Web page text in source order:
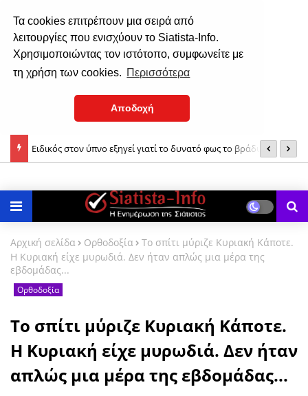
Τα cookies επιτρέπουν μια σειρά από
λειτουργίες που ενισχύουν το Siatista-Info.
Χρησιμοποιώντας τον ιστότοπο, συμφωνείτε με
τη χρήση των cookies. Περισσότερα
Αποδοχή
και Ειδικός στον ύπνο εξηγεί γιατί το δυνατό φως το βράδυ
Αρχική σελίδα Ορθοδοξία
Το σπίτι μύριζε Κυριακή Κάποτε.
Η Κυριακή είχε μυρωδιά. Δεν ήταν απλώς μια μέρα της
εβδομάδας...
Ορθοδοξία
Το σπίτι μύριζε Κυριακή Κάποτε.
Η Κυριακή είχε μυρωδιά. Δεν ήταν
απλώς μια μέρα της εβδομάδας...